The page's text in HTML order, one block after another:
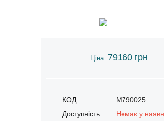
Ціна: 79160 грн
КОД:
M790025
Доступність:
Немає у